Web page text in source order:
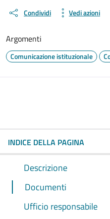
Condividi Vedi azioni
Argomenti
Comunicazione istituzionale
INDICE DELLA PAGINA
Descrizione
Documenti
Ufficio responsabile